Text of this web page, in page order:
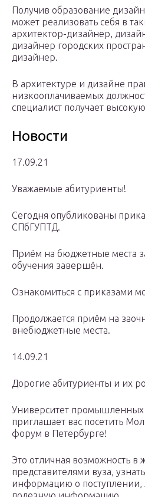
Получив образование
может реализовать себя в
архитектор-дизайнер,
дизайнер городских
дизайнер.
В архитектуре и дизайне
низкооплачиваемых
специалист получает
Новости
17.09.21
Уважаемые абитуриенты!
Сегодня опубликованы
СПбГУПТД.
Приём на бюджетные места
обучения завершён.
Ознакомиться с приказами
Продолжается приём на
внебюджетные места.
14.09.21
Дорогие абитуриенты и их
Университет промышленных
приглашает вас посетить
форум в Петербурге!
Это отличная возможность в
представителями вуза,
информацию о поступлении,